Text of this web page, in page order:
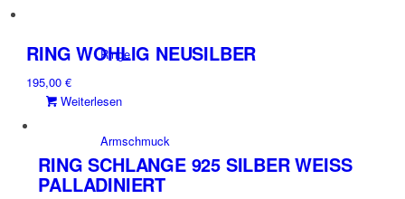
Ringe
Armschmuck
der
RING WOHLIG NEUSILBER
195,00€
Weiterlesen
RING SCHLANGE 925 SILBER WEISS P
ALLADINIERT